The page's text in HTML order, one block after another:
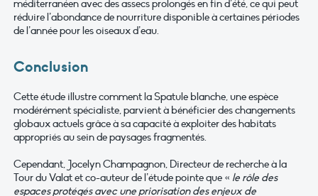
méditerranéen avec des assecs prolongés en fin d’été, ce qui peut
réduire l’abondance de nourriture disponible à certaines périodes
de l’année pour les oiseaux d’eau.
Conclusion
Cette étude illustre comment la Spatule blanche, une espèce
modérément spécialiste, parvient à bénéficier des changements
globaux actuels grâce à sa capacité à exploiter des habitats
appropriés au sein de paysages fragmentés.
Cependant, Jocelyn Champagnon, Directeur de recherche à la
Tour du Valat et co-auteur de l’étude pointe que « le rôle des
espaces protégés avec une priorisation des enjeux de